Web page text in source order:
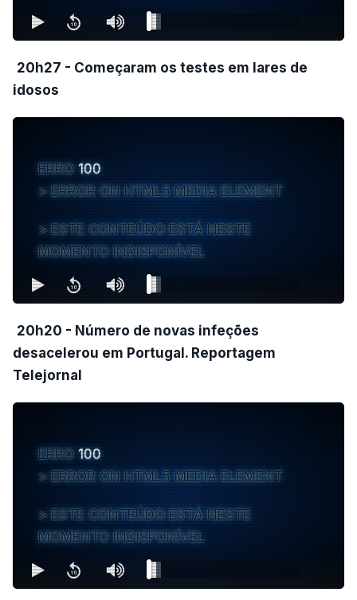
20h27 - Começaram os testes em lares de
idosos
ERRO 100
ERROR ON HTML5 MEDIA ELEMENT
ESTE CONTEÚDO ESTÁ NESTE
MOMENTO INDISPONÍVEL
20h20 - Número de novas infeções
desacelerou em Portugal. Reportagem
Telejornal
ERRO 100
ERROR ON HTML5 MEDIA ELEMENT
ESTE CONTEÚDO ESTÁ NESTE
MOMENTO INDISPONÍVEL